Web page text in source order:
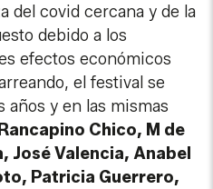
del covid cercana y de la
debido a los
efectos económicos
el festival se
años y en las mismas
Chico, M de
José Valencia, Anabel
Patricia Guerrero,